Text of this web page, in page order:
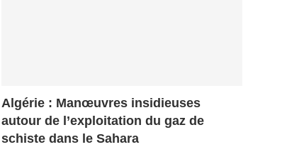
Algérie : Manœuvres insidieuses
autour de l’exploitation du gaz de
schiste dans le Sahara